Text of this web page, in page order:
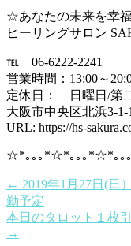
☆あなたの未来を幸
ヒーリングサロン
℡ 06-6222-2241
営業時間：13:00～
定休日： 日曜日/第
大阪市中央区北浜3-
URL: https://hs-
☆*｡｡｡*☆*｡｡｡*☆*｡
← 2019年1月27日(日
勤予定
本日のタロット１枚
→